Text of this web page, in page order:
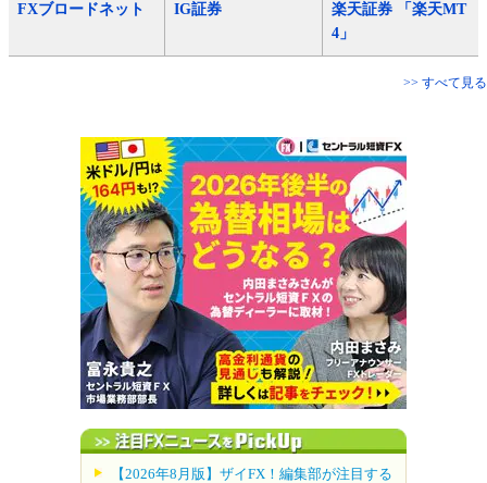
FXブロードネット IG証券
楽天証券 「楽天MT
4」
>> すべて見る
【2026年8月版】ザイFX！編集部が注目する